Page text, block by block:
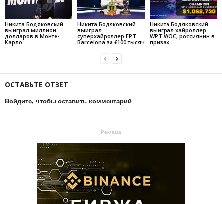
Никита Бодяковский
выиграл миллион
долларов в Монте-
Карло
Никита Бодяковский
выиграл
суперхайроллер EPT
Barcelona за €100 тысяч
Никита Бодяковский
выиграл хайроллер
WPT WOC, россиянин в
призах
ОСТАВЬТЕ ОТВЕТ
Войдите, чтобы оставить комментарий
Реклама